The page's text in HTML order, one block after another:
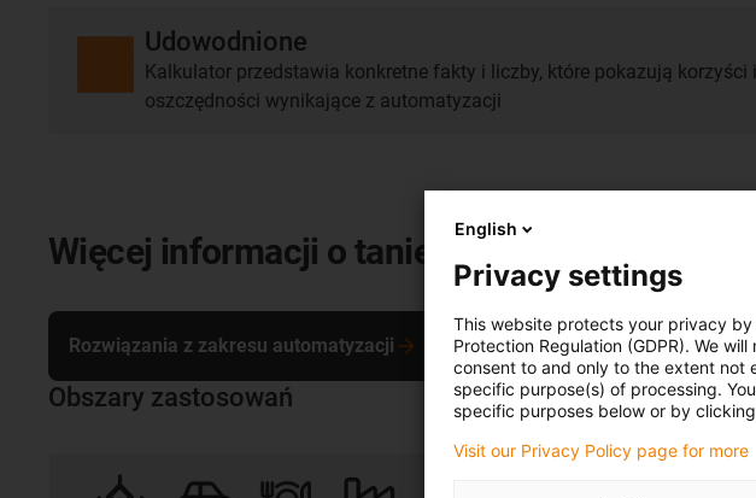
Udowodnione
Kalkulator przedstawia konkretne fakty i liczby, które pokazują korzyści i
oszczędności wynikające z automatyzacji
Więcej informacji o taniej automatyzacji
Obszary zastosowań
Rozwiązania z zakresu automatyzacji
Magazyn
Pobierz katalog
English
Privacy settings
This website protects your privacy by
Protection Regulation (GDPR). We
consent to and only to the extent not
specific purpose(s) of processing.
specific purposes below or by
Visit our Privacy Policy page for more